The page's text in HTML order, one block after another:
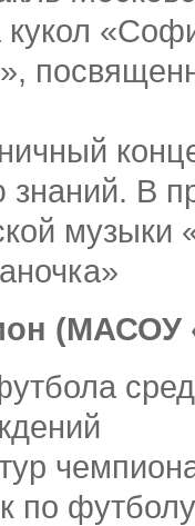
кукол
В
музыки
(МАСОУ
по